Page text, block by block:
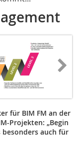
für BIM FM an der
Projekten: „Begin
auch für